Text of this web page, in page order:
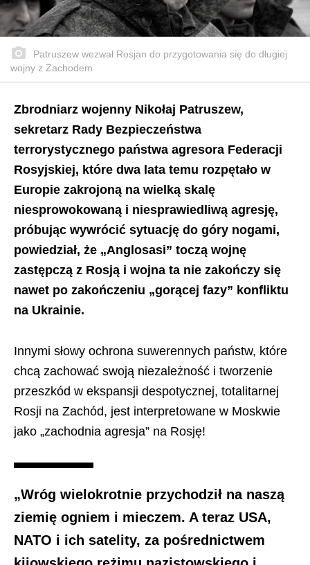
Patruszew wezwał Rosjan do przygotowania się do długiej
wojny z Zachodem
Zbrodniarz wojenny Nikołaj Patruszew,
sekretarz Rady Bezpieczeństwa
terrorystycznego państwa agresora Federacji
Rosyjskiej, które dwa lata temu rozpętało w
Europie zakrojoną na wielką skalę
niesprowokowaną i niesprawiedliwą agresję,
próbując wywrócić sytuację do góry nogami,
powiedział, że „Anglosasi” toczą wojnę
zastępczą z Rosją i wojna ta nie zakończy się
nawet po zakończeniu „gorącej fazy” konfliktu
na Ukrainie.
Innymi słowy ochrona suwerennych państw, które
chcą zachować swoją niezależność i tworzenie
przeszkód w ekspansji despotycznej, totalitarnej
Rosji na Zachód, jest interpretowane w Moskwie
jako „zachodnia agresja” na Rosję!
„Wróg wielokrotnie przychodził na naszą
ziemię ogniem i mieczem. A teraz USA,
NATO i ich satelity, za pośrednictwem